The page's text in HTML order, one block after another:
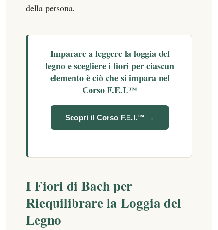
della persona.
Imparare a leggere la loggia del
legno e scegliere i fiori per ciascun
elemento è ciò che si impara nel
Corso F.E.I.™
Scopri il Corso F.E.I.™ →
I Fiori di Bach per
Riequilibrare la Loggia del
Legno